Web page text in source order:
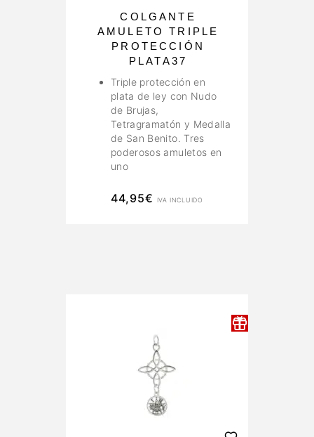
COLGANTE
AMULETO TRIPLE
PROTECCIÓN
PLATA37
Triple protección en
plata de ley con Nudo
de Brujas,
Tetragramatón y Medalla
de San Benito. Tres
poderosos amuletos en
uno
44,95€ IVA INCLUIDO